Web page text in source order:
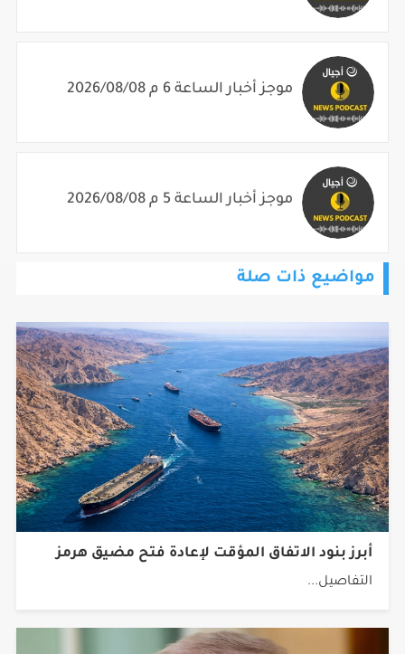
موجز أخبار الساعة 6 م 2026/08/08
موجز أخبار الساعة 5 م 2026/08/08
مواضيع ذات صلة
أبرز بنود الاتفاق المؤقت لإعادة فتح مضيق هرمز
التفاصيل...